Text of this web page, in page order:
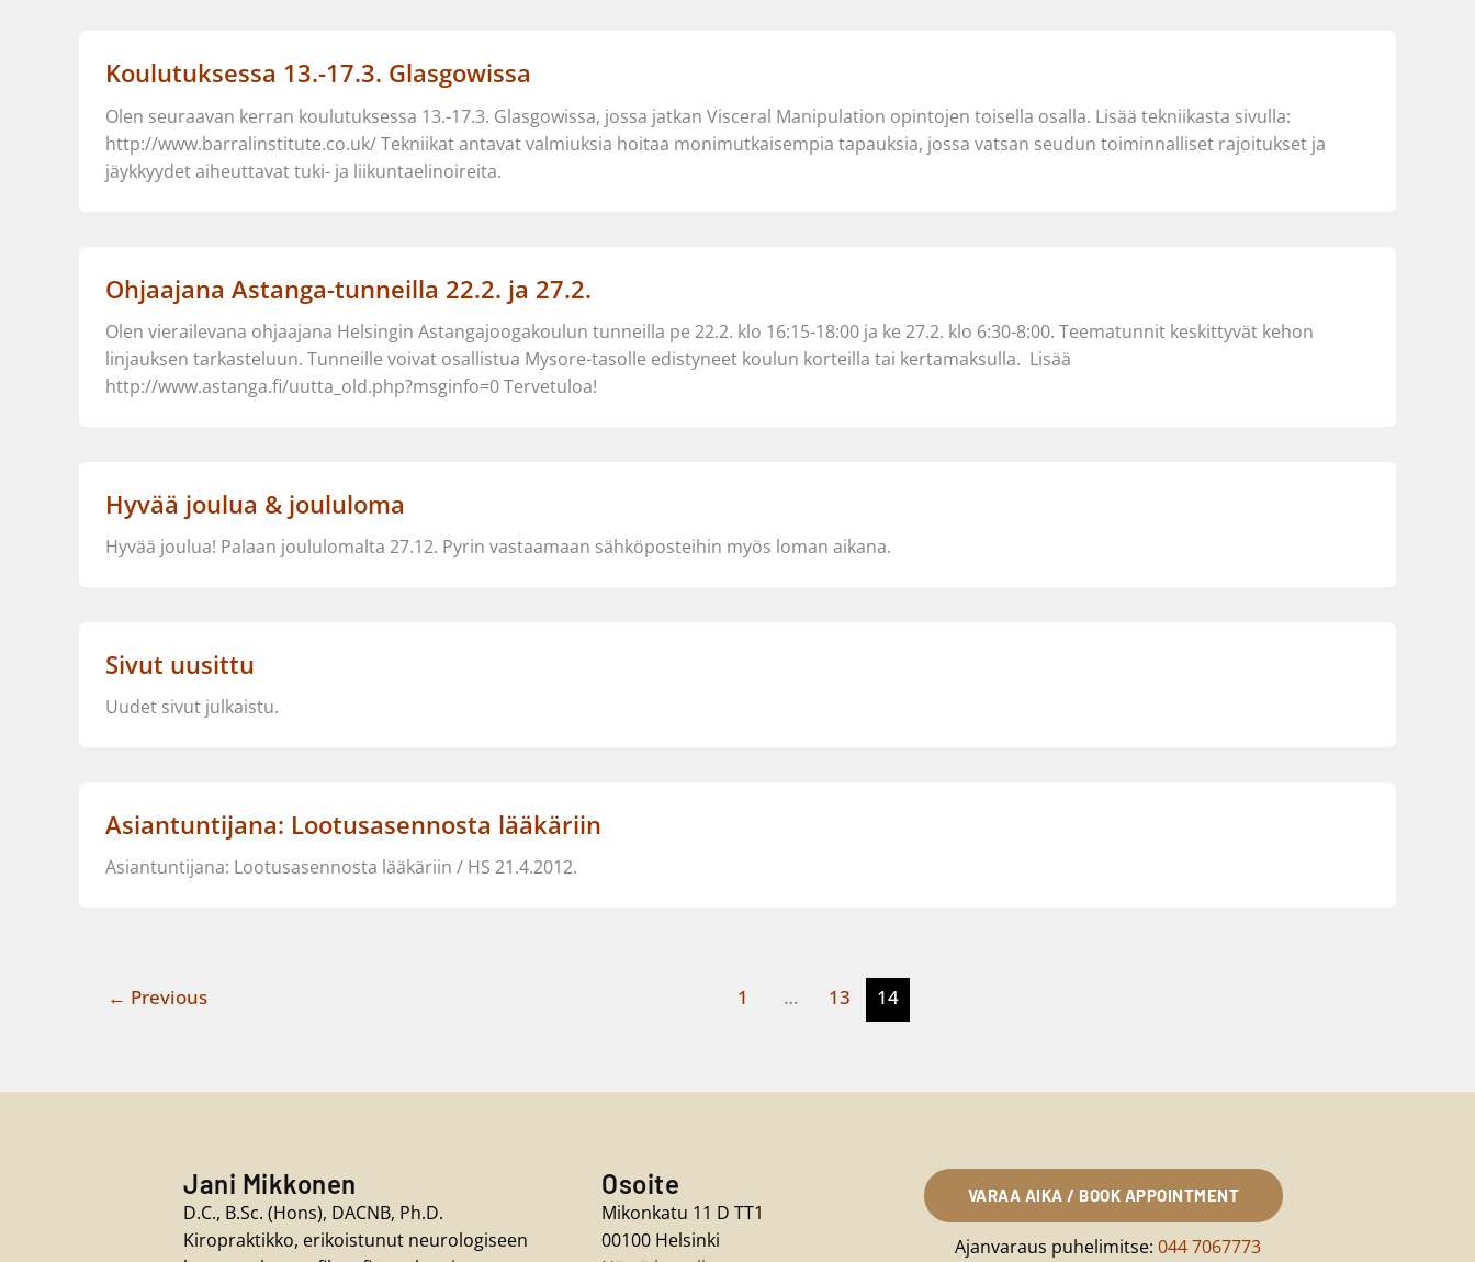
Koulutuksessa 13.-17.3. Glasgowissa
Olen seuraavan kerran koulutuksessa 13.-17.3. Glasgowissa, jossa jatkan Visceral Manipulation opintojen toisella osalla. Lisää tekniikasta sivulla:
http://www.barralinstitute.co.uk/ Tekniikat antavat valmiuksia hoitaa monimutkaisempia tapauksia, jossa vatsan seudun toiminnalliset rajoitukset ja
jäykkyydet aiheuttavat tuki- ja liikuntaelinoireita.
Ohjaajana Astanga-tunneilla 22.2. ja 27.2.
Olen vierailevana ohjaajana Helsingin Astangajoogakoulun tunneilla pe 22.2. klo 16:15-18:00 ja ke 27.2. klo 6:30-8:00. Teematunnit keskittyvät kehon
linjauksen tarkasteluun. Tunneille voivat osallistua Mysore-tasolle edistyneet koulun korteilla tai kertamaksulla. Lisää
http://www.astanga.fi/uutta_old.php?msginfo=0 Tervetuloa!
Hyvää joulua & joululoma
Hyvää joulua! Palaan joululomalta 27.12. Pyrin vastaamaan sähköposteihin myös loman aikana.
Sivut uusittu
Uudet sivut julkaistu.
Asiantuntijana: Lootusasennosta lääkäriin
Asiantuntijana: Lootusasennosta lääkäriin / HS 21.4.2012.
← Previous 1 … 13 14
Jani Mikkonen
D.C., B.Sc. (Hons), DACNB, Ph.D.
Kiropraktikko, erikoistunut neurologiseen
Osoite
Mikonkatu 11 D TT1
00100 Helsinki
VARAA AIKA / BOOK APPOINTMENT
Ajanvaraus puhelimitse: 044 7067773